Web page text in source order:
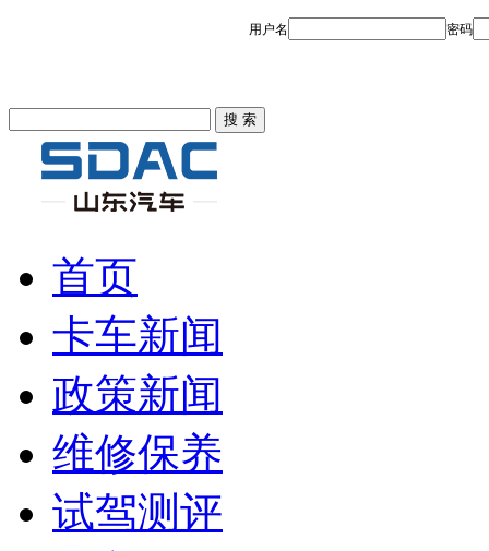
首页
卡车新闻
政策新闻
维修保养
试驾测评